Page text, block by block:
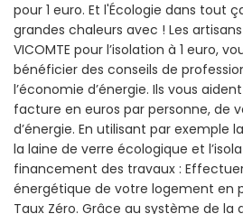
pour 1 euro. Et l'Écologie dans tout
grandes chaleurs avec ! Les artisans
VICOMTE pour l’isolation à 1 euro,
bénéficier des conseils de
l’économie d’énergie. Ils vous
facture en euros par personne, de
d’énergie. En utilisant par exemple
la laine de verre écologique et
financement des travaux :
énergétique de votre logement en
Taux Zéro. Grâce au système de la